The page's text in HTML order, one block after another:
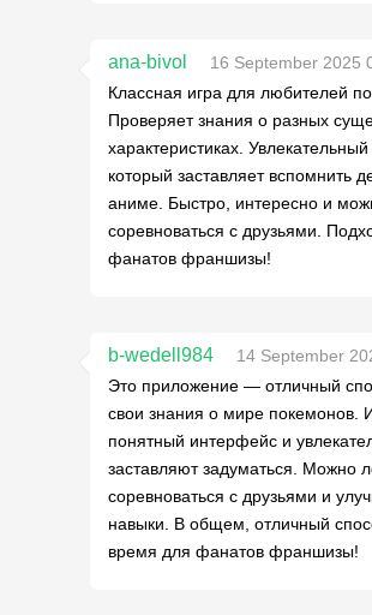
ana-bivol
16 September 2025
Классная игра для любителей
Проверяет знания о разных
характеристиках. Увлекательный
который заставляет вспомнить
аниме. Быстро, интересно и
соревноваться с друзьями.
фанатов франшизы!
b-wedell984
14 September
Это приложение — отличный
свои знания о мире покемонов.
понятный интерфейс и
заставляют задуматься. Можно
соревноваться с друзьями и
навыки. В общем, отличный
время для фанатов франшизы!